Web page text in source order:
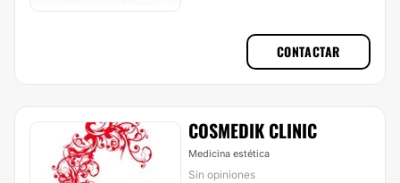
CONTACTAR
COSMEDIK CLINIC
Medicina estética
Sin opiniones